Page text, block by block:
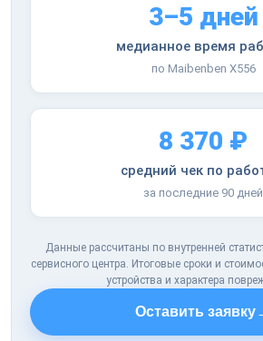
3–5 дней
медианное время
по Maibenben X556
8 370 ₽
средний чек по
за последние 90 дней
Данные рассчитаны по внутренней
сервисного центра. Итоговые сроки и
устройства и характера
Оставить заявку